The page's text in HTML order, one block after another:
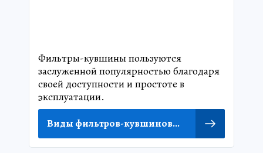
Фильтры-кувшины пользуются
заслуженной популярностью благодаря
своей доступности и простоте в
эксплуатации.
Виды фильтров-кувшинов...